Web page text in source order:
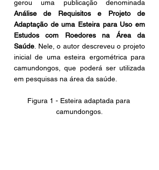
Análise de Requisitos e Projeto de
Adaptação de uma Esteira para Uso em
Estudos com Roedores na Área da
Saúde . Nele, o autor descreveu o projeto
inicial de uma esteira ergométrica para
camundongos, que poderá ser utilizada
em pesquisas na área da saúde.
Figura 1 - Esteira adaptada para
camundongos.